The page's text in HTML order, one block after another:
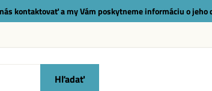
kontaktovaťa my Vám poskytneme informáciu o jeho
Hľadať